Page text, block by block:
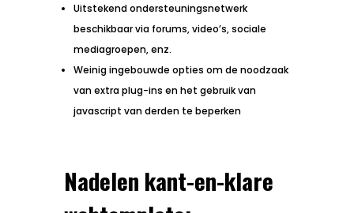
Uitstekend ondersteuningsnetwerk
beschikbaar via forums, video’s, sociale
mediagroepen, enz.
Weinig ingebouwde opties om de noodzaak
van extra plug-ins en het gebruik van
javascript van derden te beperken
Nadelen kant-en-klare